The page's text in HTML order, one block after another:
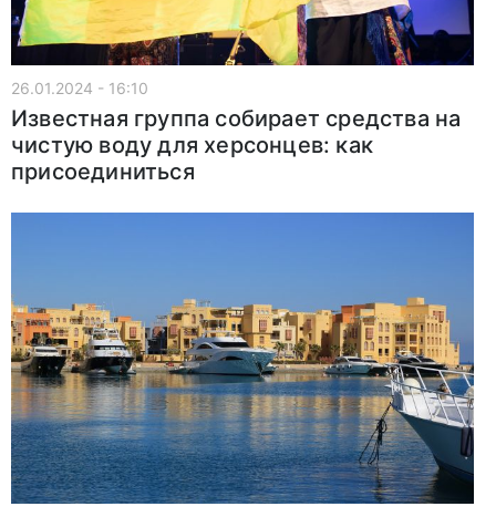
26.01.2024 - 16:10
Известная группа собирает средства на
чистую воду для херсонцев: как
присоединиться